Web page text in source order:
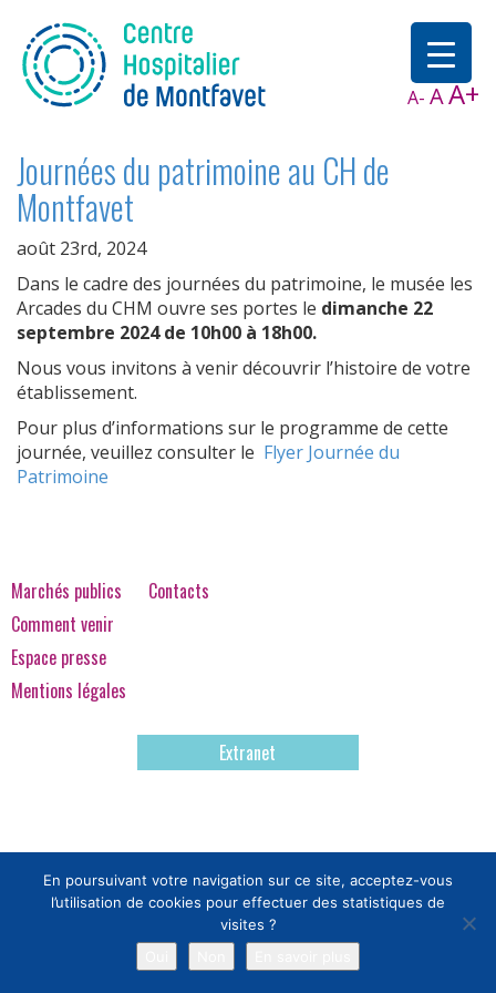
A- AA+
Journées du patrimoine au CH de
Montfavet
août 23rd, 2024
Dans le cadre des journées du patrimoine, le musée les
Arcades du CHM ouvre ses portes le dimanche 22
septembre 2024 de 10h00 à 18h00.
Nous vous invitons à venir découvrir l’histoire de votre
établissement.
Pour plus d’informations sur le programme de cette
journée, veuillez consulter le Flyer Journée du
Patrimoine
Marchés publics
Contacts
Comment venir
Espace presse
Mentions légales
Extranet
En poursuivant votre navigation sur ce site, acceptez-vous
l’utilisation de cookies pour effectuer des statistiques de
visites ?